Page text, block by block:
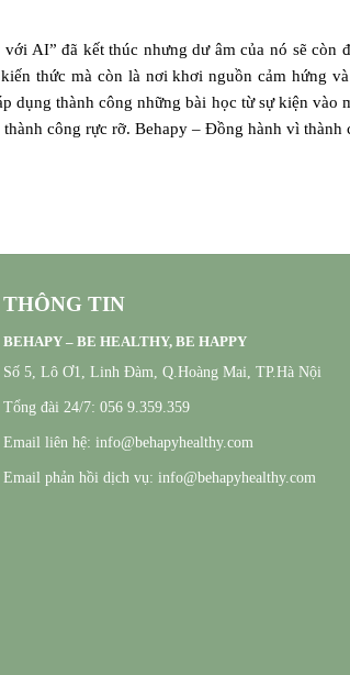
AI” đã kết thúc nhưng dư âm của nó sẽ còn
thức mà còn là nơi khơi nguồn cảm hứng
dụng thành công những bài học từ sự kiện vào
công rực rỡ. Behapy – Đồng hành vì thành
THÔNG TIN
BEHAPY – BE HEALTHY, BE HAPPY
Số 5, Lô Ơ1, Linh Đàm, Q.Hoàng Mai, TP.Hà Nội
Tổng đài 24/7: 056 9.359.359
Email liên hệ: info@behapyhealthy.com
Email phản hồi dịch vụ: info@behapyhealthy.com